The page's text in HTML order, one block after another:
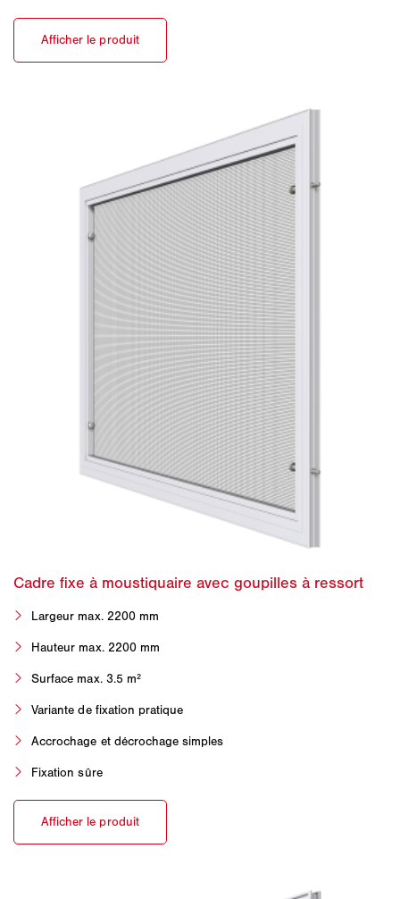
Largeur max. 2200 mm
Hauteur max. 2200 mm
Surface max. 3.5 m²
Variante de fixation pratique
Accrochage et décrochage simples
Fixation sûre